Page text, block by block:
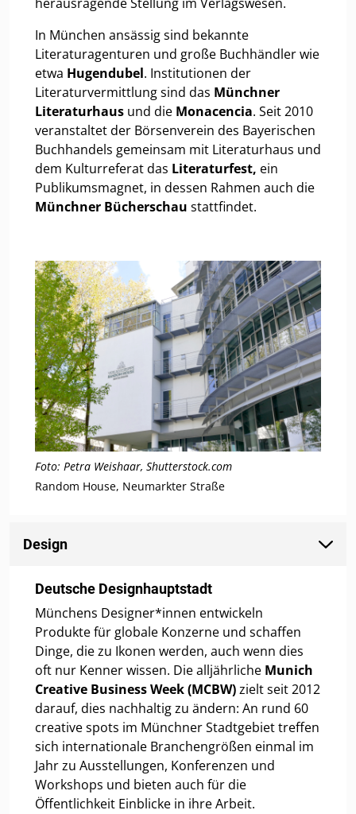
In München ansässig sind bekannte
Literaturagenturen und große Buchhändler wie
etwa Hugendubel. Institutionen der
Literaturvermittlung sind das Münchner
Literaturhaus und die Monacencia. Seit 2010
veranstaltet der Börsenverein des Bayerischen
Buchhandels gemeinsam mit Literaturhaus und
dem Kulturreferat das Literaturfest, ein
Publikumsmagnet, in dessen Rahmen auch die
Münchner Bücherschau stattfindet.
Foto: Petra Weishaar, Shutterstock.com
Random House, Neumarkter Straße
Design
Deutsche Designhauptstadt
Münchens Designer*innen entwickeln
Produkte für globale Konzerne und schaffen
Dinge, die zu Ikonen werden, auch wenn dies
oft nur Kenner wissen. Die alljährliche Munich
Creative Business Week (MCBW)zielt seit 2012
darauf, dies nachhaltig zu ändern: An rund 60
creative spots im Münchner Stadtgebiet treffen
sich internationale Branchengrößen einmal im
Jahr zu Ausstellungen, Konferenzen und
Workshops und bieten auch für die
Öffentlichkeit Einblicke in ihre Arbeit.